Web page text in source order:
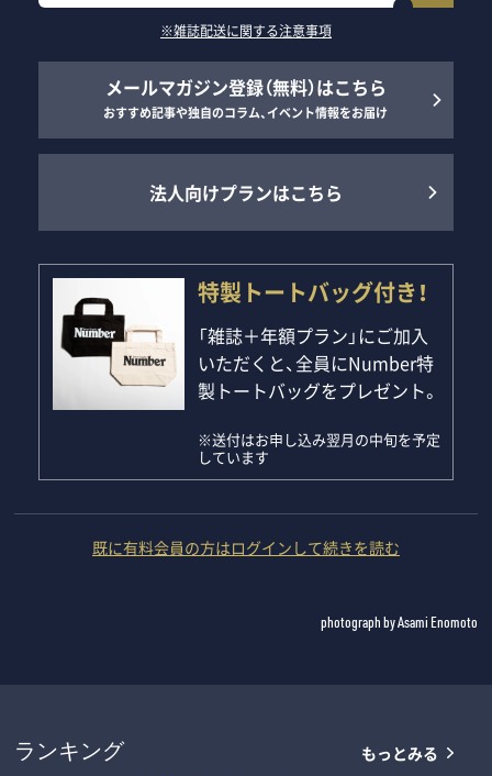
※雑誌配送に関する注意事項
メールマガジン登録（無料）はこちら
おすすめ記事や独自のコラム、イベント情報をお届け
法人向けプランはこちら
特製トートバッグ付き！
「雑誌＋年額プラン」にご加入
いただくと、全員にNumber特
製トートバッグをプレゼント。
※送付はお申し込み翌月の中旬を予定
しています
既に有料会員の方はログインして続きを読む
photograph by Asami Enomoto
ランキング
もっとみる